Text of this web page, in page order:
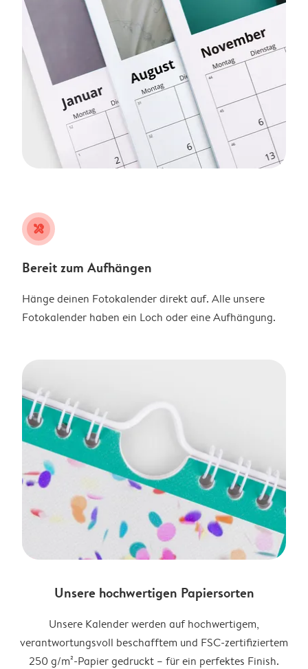
tools
Bereit zum Aufhängen
Hänge deinen Fotokalender direkt auf. Alle unsere
Fotokalender haben ein Loch oder eine Aufhängung.
Unsere hochwertigen Papiersorten
Unsere Kalender werden auf hochwertigem,
verantwortungsvoll beschafftem und FSC-zertifiziertem
250 g/m²-Papier gedruckt – für ein perfektes Finish.